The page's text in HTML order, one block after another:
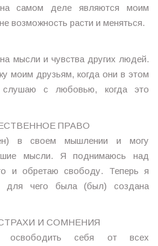
самом деле являются моим
возможность расти и меняться.
мысли и чувства других людей.
моим друзьям, когда они в этом
с любовью, когда это
ПРАВО
в своем мышлении и могу
мысли. Я поднимаюсь над
и обретаю свободу. Теперь я
для чего была (был) создана
И СОМНЕНИЯ
освободить себя от всех